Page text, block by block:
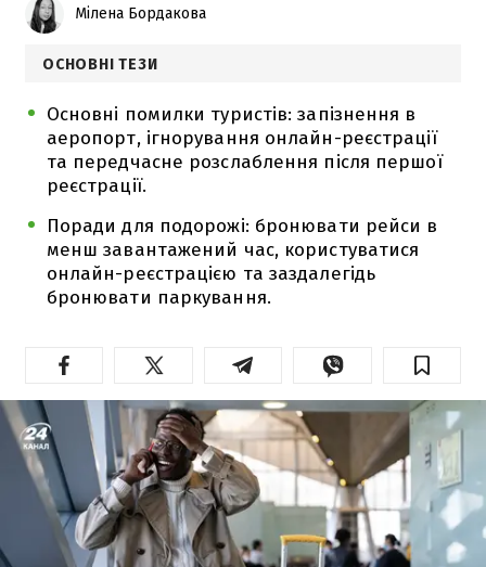
Мілена Бордакова
ОСНОВНІ ТЕЗИ
Основні помилки туристів: запізнення в
аеропорт, ігнорування онлайн-реєстрації
та передчасне розслаблення після першої
реєстрації.
Поради для подорожі: бронювати рейси в
менш завантажений час, користуватися
онлайн-реєстрацією та заздалегідь
бронювати паркування.